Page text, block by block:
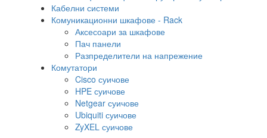
Кабелни системи
Комуникационни шкафове - Rack
Аксесоари за шкафове
Пач панели
Разпределители на напрежение
Комутатори
Cisco суичове
HPE суичове
Netgear суичове
Ubiquiti суичове
ZyXEL суичове